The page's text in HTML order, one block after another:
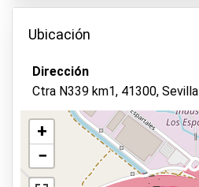
Posibilidades
Aparcamiento interior
Sin entrega de llaves
Cámara de video-vigilancia
Asfalto o pavimento
Parking seguro
Lavado de vehículos
Ubicación
Dirección
Ctra N339 km1, 41300, Sevilla
Ver en el mapa
+
−